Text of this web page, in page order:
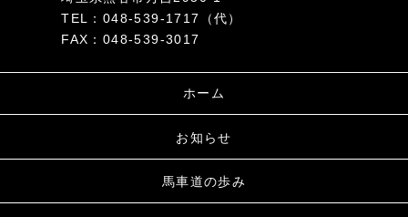
TEL：048-539-1717（代）
FAX：048-539-3017
ホーム
お知らせ
馬車道の歩み